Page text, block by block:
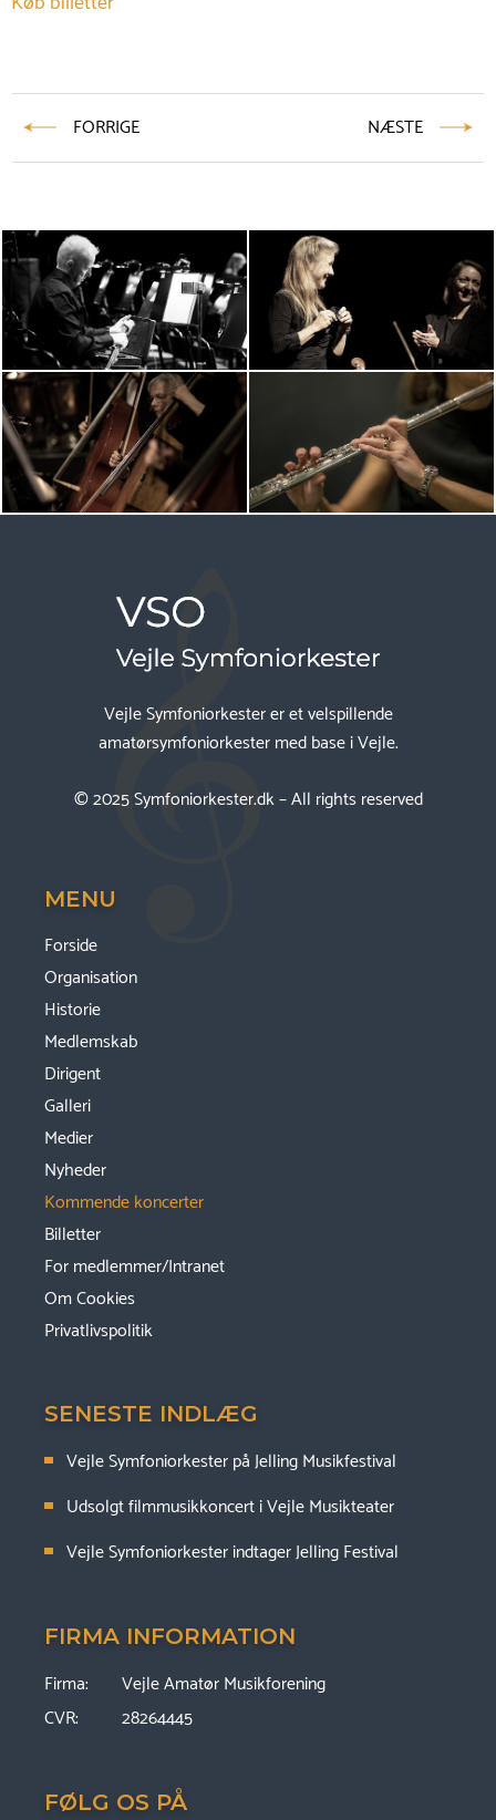
Indlægsnavigation
FORRIGE NÆSTE
Vejle Symfoniorkester er et velspillende
amatørsymfoniorkester med base i Vejle.
© 2025Symfoniorkester.dk– All rights reserved
MENU
Forside
Organisation
Historie
Medlemskab
Dirigent
Galleri
Medier
Nyheder
Kommende koncerter
Billetter
For medlemmer/Intranet
Om Cookies
Privatlivspolitik
FIRMA INFORMATION
Firma:
Vejle Amatør Musikforening
CVR:
28264445
SENESTE INDLÆG
Vejle Symfoniorkester på Jelling Musikfestival
Udsolgt filmmusikkoncert i Vejle Musikteater
Vejle Symfoniorkester indtager Jelling Festival
FØLG OS PÅ